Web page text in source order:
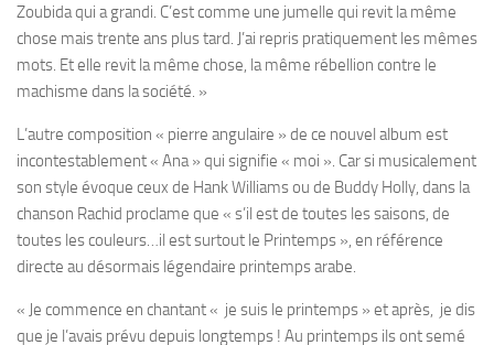
Zoubida qui a grandi. C’est comme une jumelle qui revit la même
chose mais trente ans plus tard. J’ai repris pratiquement les mêmes
mots. Et elle revit la même chose, la même rébellion contre le
machisme dans la société. »
L’autre composition « pierre angulaire » de ce nouvel album est
incontestablement « Ana » qui signifie « moi ». Car si musicalement
son style évoque ceux de Hank Williams ou de Buddy Holly, dans la
chanson Rachid proclame que « s’il est de toutes les saisons, de
toutes les couleurs…il est surtout le Printemps », en référence
directe au désormais légendaire printemps arabe.
« Je commence en chantant « je suis le printemps » et après, je dis
que je l’avais prévu depuis longtemps ! Au printemps ils ont semé